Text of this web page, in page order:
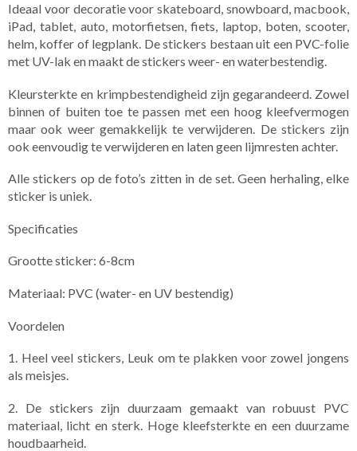
Ideaal voor decoratie voor skateboard, snowboard, macbook,
iPad, tablet, auto, motorfietsen, fiets, laptop, boten, scooter,
helm, koffer of legplank. De stickers bestaan uit een PVC-folie
met UV-lak en maakt de stickers weer- en waterbestendig.
Kleursterkte en krimpbestendigheid zijn gegarandeerd. Zowel
binnen of buiten toe te passen met een hoog kleefvermogen
maar ook weer gemakkelijk te verwijderen. De stickers zijn
ook eenvoudig te verwijderen en laten geen lijmresten achter.
Alle stickers op de foto’s zitten in de set. ​Geen herhaling, elke
sticker is uniek.
Specificaties
Grootte sticker: 6-8cm
Materiaal: PVC (water- en UV bestendig)
Voordelen
1. Heel veel stickers, Leuk om te plakken voor zowel jongens
als meisjes.
2. De stickers zijn duurzaam gemaakt van robuust PVC
materiaal, licht en sterk. Hoge kleefsterkte en een duurzame
houdbaarheid.